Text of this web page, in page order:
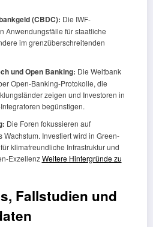
(CBDC): Die IWF-
Anwendungsfälle für staatliche
im grenzüberschreitenden
und Open Banking: Die Weltbank
Open-Banking-Protokolle, die
zeigen und Investoren in
begünstigen.
Die Foren fokussieren auf
Investiert wird in Green-
klimafreundliche Infrastruktur und
ExzellenzWeitere Hintergründe zu
Fallstudien und